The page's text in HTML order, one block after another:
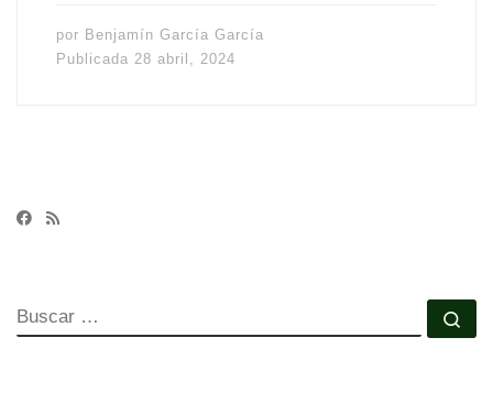
por Benjamín García García
Publicada 28 abril, 2024
BUSCAR